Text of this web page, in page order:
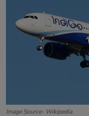
Image Source- Wikipedia